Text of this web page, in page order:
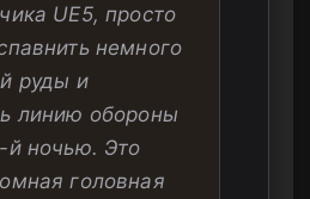
UE5, просто
немного
руды и
линию обороны
й ночью. Это
головная